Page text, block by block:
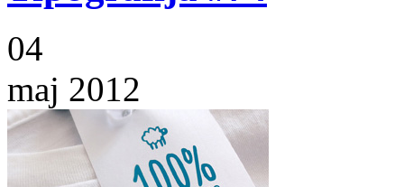
04
maj 2012